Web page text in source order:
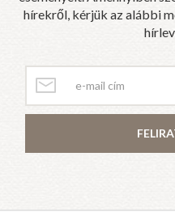
hírekről, kérjük az alábbi